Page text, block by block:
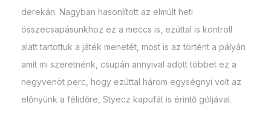
derekán. Nagyban hasonlított az elmúlt heti
összecsapásunkhoz ez a meccs is, ezúttal is kontroll
alatt tartottuk a játék menetét, most is az történt a pályán
amit mi szeretnénk, csupán annyival adott többet ez a
negyvenöt perc, hogy ezúttal három egységnyi volt az
előnyünk a félidőre, Styecz kapufát is érintő góljával.